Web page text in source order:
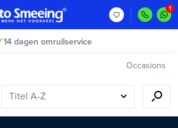
Vakkundig gecontroleerd >
Occasions